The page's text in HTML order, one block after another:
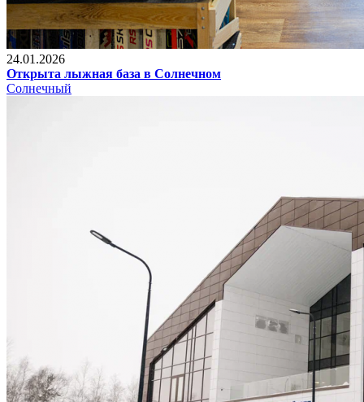
24.01.2026
Открыта лыжная база в Солнечном
Солнечный